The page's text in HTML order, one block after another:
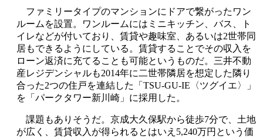
ファミリータイプのマンションにドアで繋がったワン
ルームを設置。ワンルームにはミニキッチン、バス、ト
イレなどが付いており、賃貸や趣味室、あるいは2世帯同
居もできるようにしている。賃貸することでその収入を
ローン返済に充てることも可能というものだ。三井不動
産レジデンシャルも2014年に二世帯隣居を想定した隣り
合った2つの住戸を連結した「TSU-GU-IE〈ツグイエ〉」
を「パークタワー新川崎」に採用した。
課題もありそうだ。京成大久保駅から徒歩7分で、土地
が広く、賃貸収入が得られるとはいえ5,240万円という価